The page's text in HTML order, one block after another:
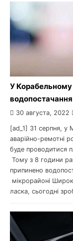
У Корабельному
водопостачання
30 августа, 2022
[ad_1] 31 серпня, у
аварійно-ремотні
буде проводитися
Тому з 8 години
припинено
мікрорайоні
ласка, сьогодні